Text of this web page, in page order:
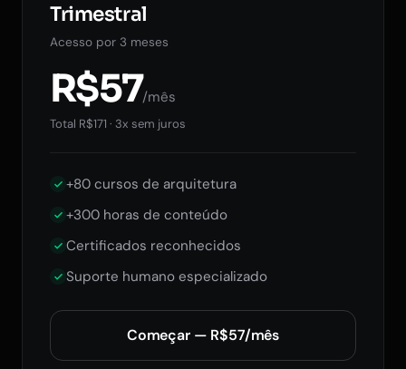
Trimestral
Acesso por 3 meses
R$57/mês
Total R$171 · 3x sem juros
+80 cursos de arquitetura
+300 horas de conteúdo
Certificados reconhecidos
Suporte humano especializado
Começar — R$57/mês